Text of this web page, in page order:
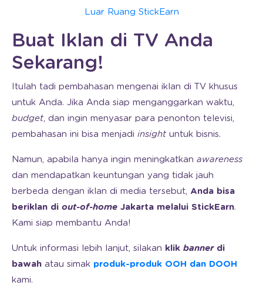
Luar Ruang StickEarn
Buat Iklan di TV Anda
Sekarang!
Itulah tadi pembahasan mengenai iklan di TV khusus
untuk Anda. Jika Anda siap menganggarkan waktu,
budget, dan ingin menyasar para penonton televisi,
pembahasan ini bisa menjadi insightuntuk bisnis.
Namun, apabila hanya ingin meningkatkan awareness
dan mendapatkan keuntungan yang tidak jauh
berbeda dengan iklan di media tersebut, Anda bisa
beriklan di out-of-home Jakarta melalui StickEarn.
Kami siap membantu Anda!
Untuk informasi lebih lanjut, silakan klik bannerdi
bawah atau simak produk-produk OOH dan DOOH
kami.